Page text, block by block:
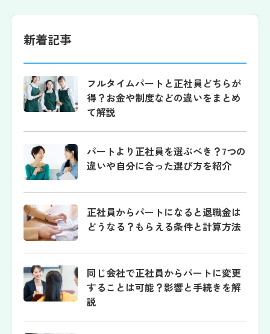
新着記事
フルタイムパートと正社員どちらが
得？お金や制度などの違いをまとめ
て解説
パートより正社員を選ぶべき？7つの
違いや自分に合った選び方を紹介
正社員からパートになると退職金は
どうなる？もらえる条件と計算方法
同じ会社で正社員からパートに変更
することは可能？影響と手続きを解
説